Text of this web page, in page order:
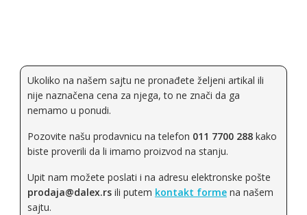
Ukoliko na našem sajtu ne pronađete željeni artikal ili
nije naznačena cena za njega, to ne znači da ga
nemamo u ponudi.
Pozovite našu prodavnicu na telefon 011 7700 288kako
biste proverili da li imamo proizvod na stanju.
Upit nam možete poslati i na adresu elektronske pošte
prodaja@dalex.rsili putem kontakt forme na našem
sajtu.